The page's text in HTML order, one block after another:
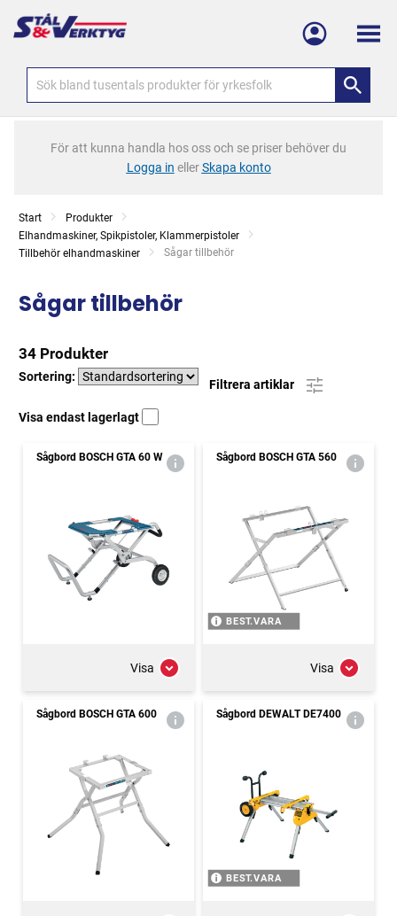
Meny
För att kunna handla hos oss och se priser behöver du
Logga in ellerSkapa konto
Start
Produkter
Elhandmaskiner, Spikpistoler, Klammerpistoler
Tillbehör elhandmaskiner
Current:
Sågar tillbehör
Sågar tillbehör
34 Produkter
Sortering:
Filtrera artiklar
Visa endast lagerlagt
Sågbord BOSCH GTA 60 W
Visa
Sågbord BOSCH GTA 560
BEST.VARA
Visa
Sågbord BOSCH GTA 600 Sågbord DEWALT DE7400
BEST.VARA